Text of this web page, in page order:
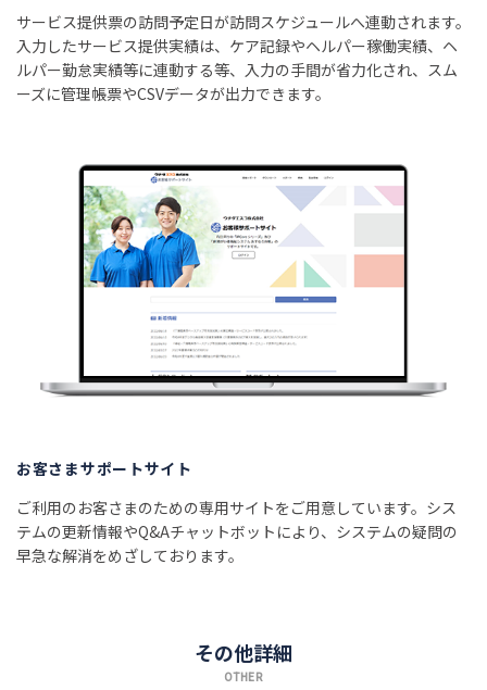
サービス提供票の訪問予定日が訪問スケジュールへ連動されます。
入力したサービス提供実績は、ケア記録やヘルパー稼働実績、ヘ
ルパー勤怠実績等に連動する等、入力の手間が省力化され、スム
ーズに管理帳票やCSVデータが出力できます。
お客さまサポートサイト
ご利用のお客さまのための専用サイトをご用意しています。シス
テムの更新情報やQ&Aチャットボットにより、システムの疑問の
早急な解消をめざしております。
その他詳細
OTHER